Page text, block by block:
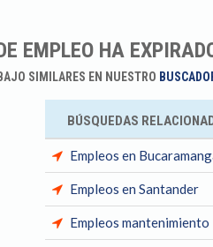
EMPLEO HA
SIMILARES EN NUESTRO
BÚSQUEDAS
Empleos en
Empleos en Santander
Empleos mantenimiento